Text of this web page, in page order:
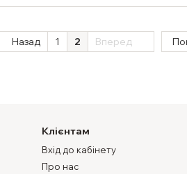
Назад 1 2 Вперед
Клієнтам
Вхід до кабінету
Про нас